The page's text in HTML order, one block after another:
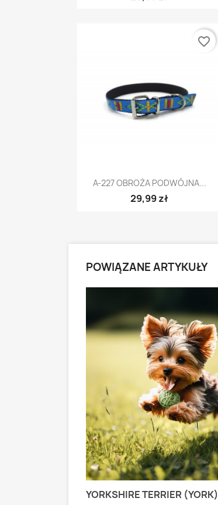
Szybki podgląd
A-227 OBROŻA PODWÓJNA...
29,99 zł
favorite_border
POWIĄZANE ARTYKUŁY
YORKSHIRE TERRIER (YORK)